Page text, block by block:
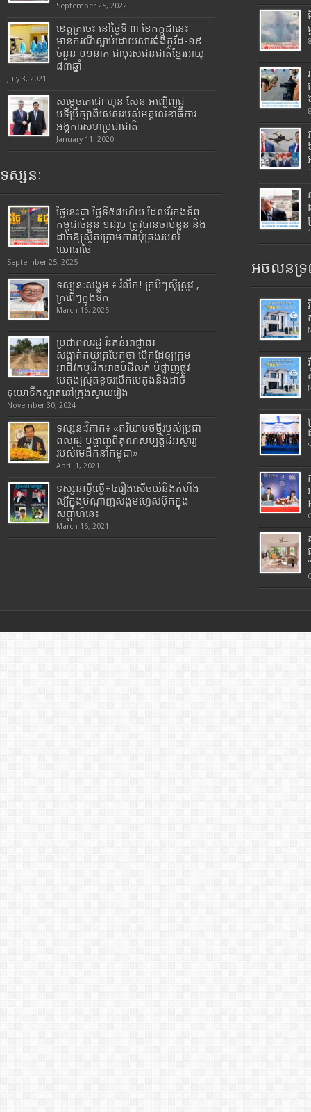
September 25, 2022
ខេត្តក្រចេះ នៅថ្ងៃទី ៣ ខែកក្កដានេះ
មានករណីស្លាប់ដោយសារជំងឺកូវីដ-១៩
ចំនួន ០១នាក់ ជាបុរសជនជាតិខ្មែរអាយុ
៨៣ឆ្នាំ
July 3, 2021
សម្តេចតេជោ ហ៊ុន សែន អញ្ជើញជួ
បទីប្រឹក្សាពិសេសរបស់អគ្គលេខាធិការ
អង្គការសហប្រជាជាតិ
January 11, 2020
ទស្សនៈ
ថ្ងៃនេះជា ថ្ងៃទី៥៨ហើយ ដែលវីរកងទ័ព
កម្ពុជាចំនួន ១៨រូប ត្រូវបានចាប់ខ្លួន និង
ដាក់ឱ្យស្ថិតក្រោមការឃុំគ្រងរបស់
យោធាថៃ
September 25, 2025
ទស្សនៈសង្គម ៖ រំលឹក! ក្របីៗស៊ីស្រូវ ,
ក្រពើៗក្នុងទឹក
March 16, 2025
ប្រជាពលរដ្ឋ រិះគន់អាជ្ញាធរ
សង្កាត់គយត្របែកថា បើកដៃឲ្យក្រុម
អាជីវកម្មដឹកអាចម៍ដីលក់ បំផ្លាញផ្លូវ
បេតុងស្រុតខូចរបើកបេតុងនិងដាច់
ទុយោទឹកស្អាតនៅក្រុងស្វាយរៀង
November 30, 2024
ទស្សនៈវិភាគ៖ «ឥរិយាបថថ្មីរបស់ប្រជា
ពលរដ្ឋ បង្ហាញពីគុណសម្បត្តិដ៏អស្ចារ្យ
របស់មេដឹកនាំកម្ពុជា»
April 1, 2021
ទស្សនល្ងីល្ងើ÷៤រឿងសើចយំនិងកំហឹង
ល្បីក្នុងបណ្តាញសង្គមហ្វេសប៊ុកក្នុង
សប្តាហ៍នេះ
March 16, 2021
អចលនទ្រ